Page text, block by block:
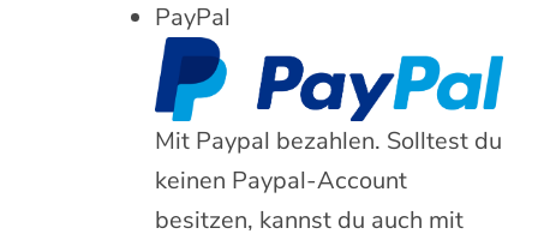
PayPal
Mit Paypal bezahlen. Solltest du
keinen Paypal-Account
besitzen, kannst du auch mit